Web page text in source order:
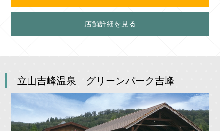
店舗詳細を見る
立山吉峰温泉 グリーンパーク吉峰